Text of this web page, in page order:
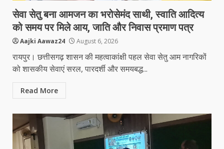
सेवा सेतु बना आमजन का भरोसेमंद साथी, स्वाति आदित्य
को समय पर मिले आय, जाति और निवास प्रमाण पत्र
Aajki Aawaz24 August 6, 2026
रायपुर। छत्तीसगढ़ शासन की महत्वाकांक्षी पहल सेवा सेतु आम नागरिकों
को शासकीय सेवाएं सरल, पारदर्शी और समयबद्ध...
Read More